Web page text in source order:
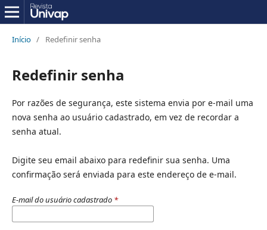
Início / Redefinir senha
Redefinir senha
Por razões de segurança, este sistema envia por e-mail uma
nova senha ao usuário cadastrado, em vez de recordar a
senha atual.
Digite seu email abaixo para redefinir sua senha. Uma
confirmação será enviada para este endereço de e-mail.
E-mail do usuário cadastrado *